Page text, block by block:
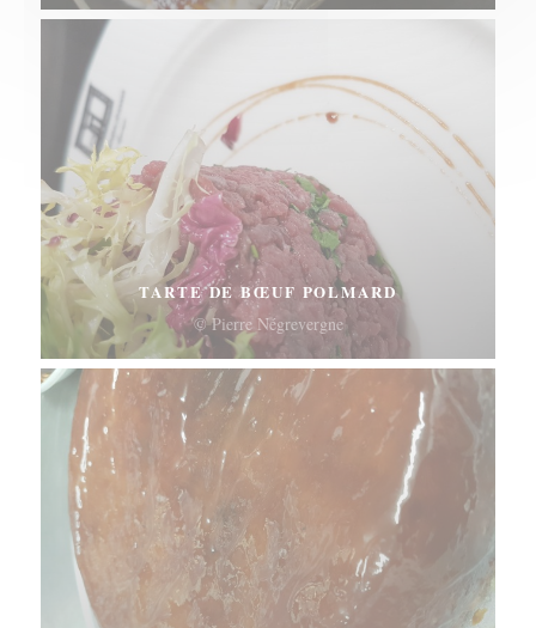
TARTE DE BŒUF POLMARD
© Pierre Négrevergne